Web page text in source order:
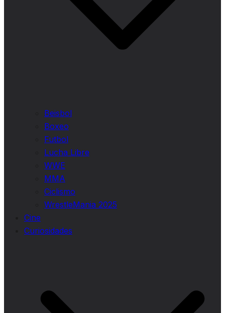
Beisbol
Boxeo
Futbol
Lucha Libre
WWE
MMA
Ciclismo
WrestleMania 2025
Cine
Curiosidades